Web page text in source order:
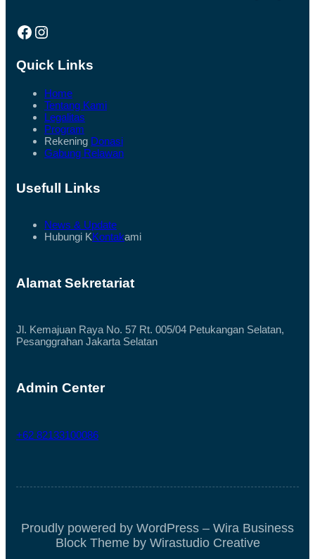
Facebook Instagram
Quick Links
Home
Tentang Kami
Legalitas
Program
Rekening Donasi
Gabung Relawan
Usefull Links
News & Update
Hubungi KKontakami
Alamat Sekretariat
Jl. Kemajuan Raya No. 57 Rt. 005/04 Petukangan Selatan,
Pesanggrahan Jakarta Selatan
Admin Center
+62 82133100086
Proudly powered by WordPress – Wira Business
Block Theme by Wirastudio Creative